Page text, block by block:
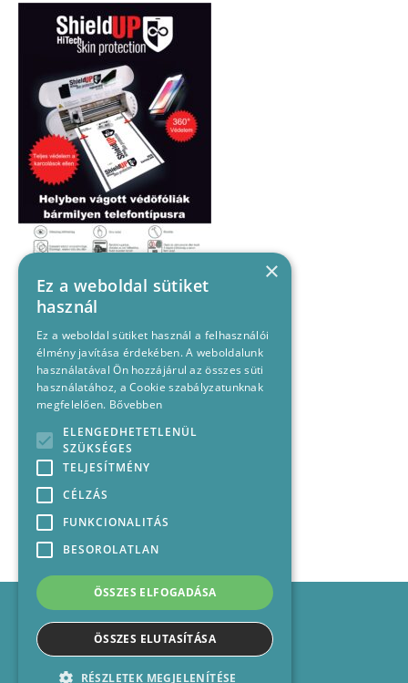
Impresszum
Médiajánlat
Felhasználási feltételek
×
Ez a weboldal sütiket
használ
Ez a weboldal sütiket használ a felhasználói
élmény javítása érdekében. A weboldalunk
használatával Ön hozzájárul az összes süti
használatához, a Cookie szabályzatunknak
megfelelően. Bővebben
ELENGEDHETETLENÜL
SZÜKSÉGES
TELJESÍTMÉNY
CÉLZÁS
FUNKCIONALITÁS
BESOROLATLAN
ÖSSZES ELFOGADÁSA
ÖSSZES ELUTASÍTÁSA
RÉSZLETEK MEGJELENÍTÉSE